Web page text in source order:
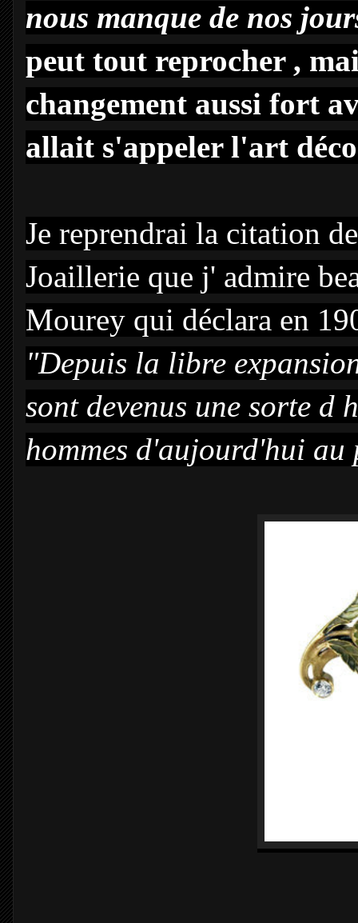
nous manque de nos
peut tout reprocher ,
changement aussi fort
allait s'appeler l'art
Je reprendrai la citation
Joaillerie que j' admire
Mourey qui déclara en
"Depuis la libre
sont devenus une sorte d
hommes d'aujourd'hui